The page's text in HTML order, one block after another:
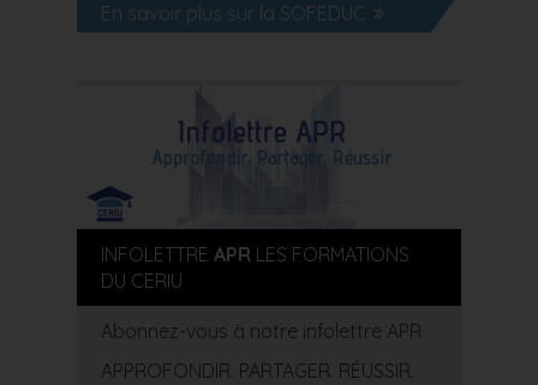
En savoir plus sur la SOFEDUC
INFOLETTRE APR LES FORMATIONS
DU CERIU
Abonnez-vous à notre infolettre APR
APPROFONDIR. PARTAGER. RÉUSSIR.